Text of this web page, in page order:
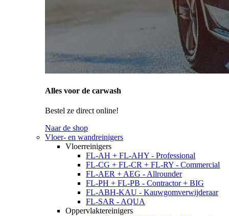
Alles voor de carwash
Bestel ze direct online!
Naar de shop
Vloer- en wandreinigers
Vloerreinigers
FL-AH + FL-AHY - Professional
FL-CG + FL-CR + FL-RY - Commercial
FL-AER + AEG - Allrounder
FL-PH + FL-PB - Contractor + BIG
FL-ABH-KAU - Kauwgomverwijderaar
FL-SAR - AQUA
Oppervlaktereinigers